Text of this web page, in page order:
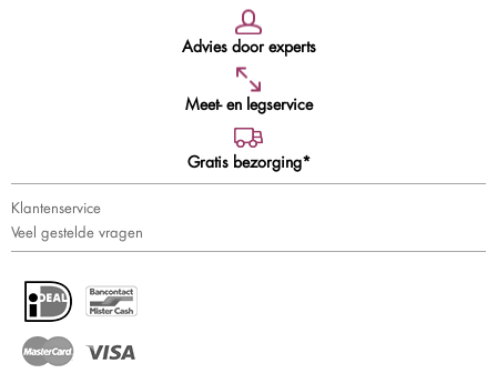
Advies door experts
Meet- en legservice
Gratis bezorging*
Klantenservice
Veel gestelde vragen